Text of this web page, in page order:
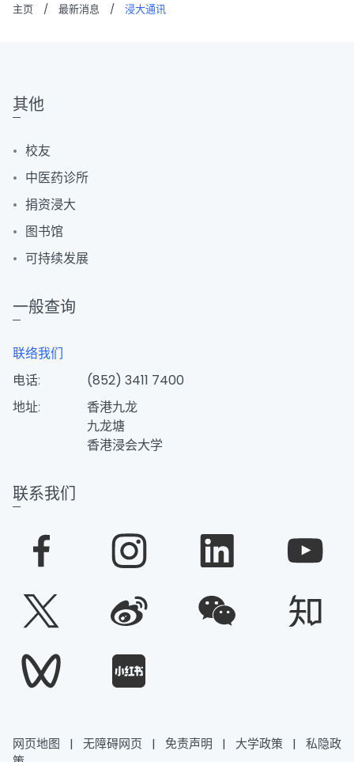
主页 / 最新消息 / 浸大通讯
其他
校友
中医药诊所
捐资浸大
图书馆
可持续发展
一般查询
联络我们
电话:
(852) 3411 7400
地址:
香港九龙
九龙塘
香港浸会大学
联系我们
网页地图 | 无障碍网页 | 免责声明 | 大学政策 |
私隐政